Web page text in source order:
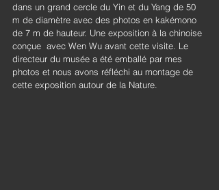
dans un grand cercle du Yin et du Yang de 50
m de diamètre avec des photos en kakémono
de 7 m de hauteur. Une exposition à la chinoise
conçue  avec Wen Wu avant cette visite. Le
directeur du musée a été emballé par mes
photos et nous avons réfléchi au montage de
cette exposition autour de la Nature.